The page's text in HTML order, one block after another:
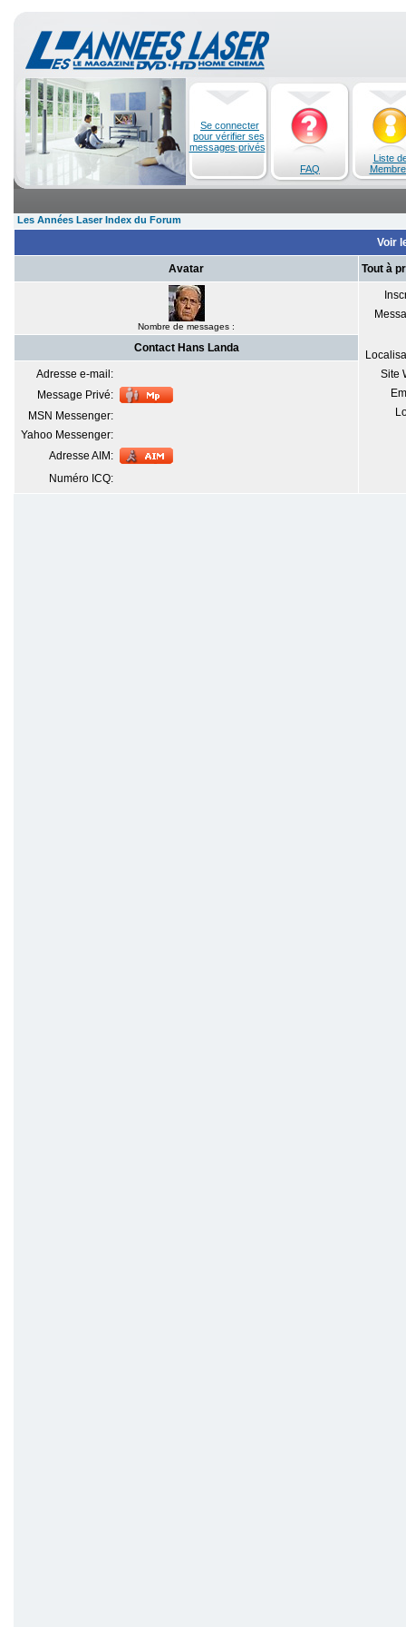
Se connecter
pour vérifier ses
messages privés
FAQ
Liste
Les Années Laser Index du Forum
Voir
Avatar Tout à
Nombre de messages :
Site
Contact Hans Landa
Adresse e-mail:
Message Privé:
MSN Messenger:
Yahoo Messenger:
Adresse AIM:
Numéro ICQ: